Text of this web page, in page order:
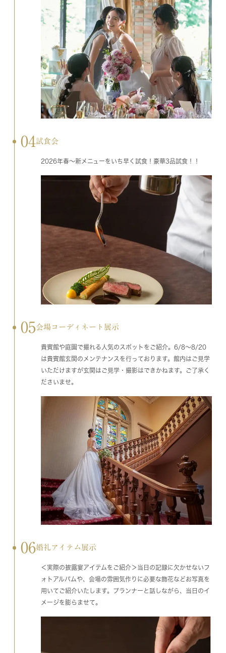
04試食会
2026年春～新メニューをいち早く試食！豪華3品試食！！
05会場コーディネート展示
貴賓館や庭園で撮れる人気のスポットをご紹介。6/8～8/20
は貴賓館玄関のメンテナンスを行っております。館内はご見学
いただけますが玄関はご見学・撮影はできかねます。ご了承く
ださいませ。
06婚礼アイテム展示
＜実際の披露宴アイテムをご紹介＞当日の記録に欠かせないフ
ォトアルバムや、会場の雰囲気作りに必要な飾花などお写真を
用いてご紹介いたします。プランナーと話しながら、当日のイ
メージを膨らませて。